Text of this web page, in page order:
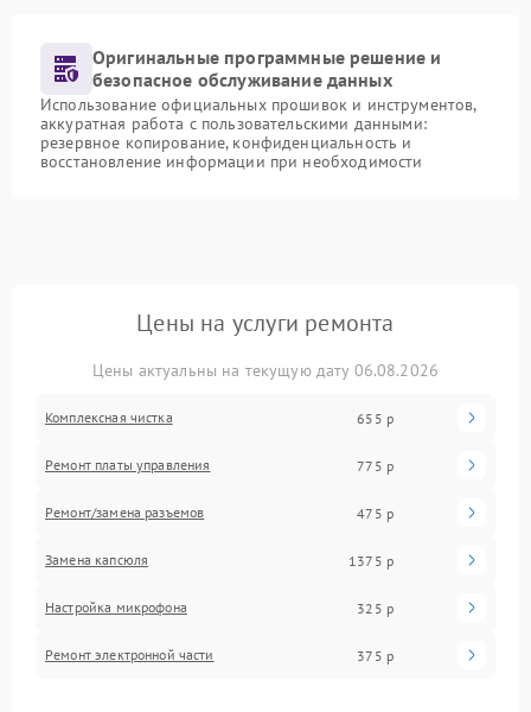
Оригинальные программные решение и
безопасное обслуживание данных
Использование официальных прошивок и инструментов,
аккуратная работа с пользовательскими данными:
резервное копирование, конфиденциальность и
восстановление информации при необходимости
Цены на услуги ремонта
Цены актуальны на текущую дату 06.08.2026
Комплексная чистка 655 р
Ремонт платы управления 775 р
Ремонт/замена разъемов 475 р
Замена капсюля 1375 р
Настройка микрофона 325 р
Ремонт электронной части 375 р